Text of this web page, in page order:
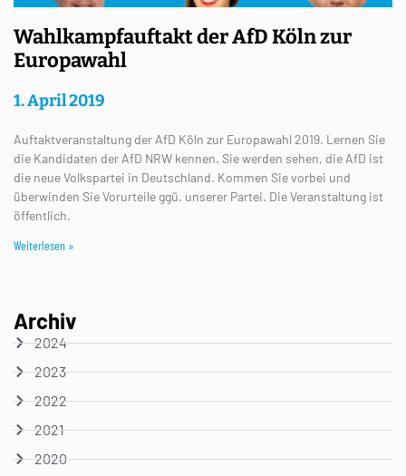
Wahlkampfauftakt der AfD Köln zur
Europawahl
1. April 2019
Auftaktveranstaltung der AfD Köln zur Europawahl 2019. Lernen Sie
die Kandidaten der AfD NRW kennen. Sie werden sehen, die AfD ist
die neue Volkspartei in Deutschland. Kommen Sie vorbei und
überwinden Sie Vorurteile ggü. unserer Partei. Die Veranstaltung ist
öffentlich.
Weiterlesen »
Archiv
2024
2023
2022
2021
2020